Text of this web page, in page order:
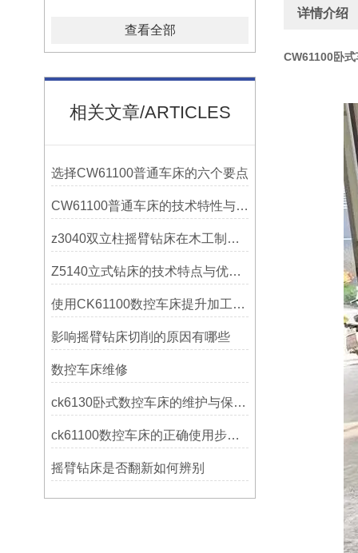
查看全部
相关文章/ARTICLES
选择CW61100普通车床的六个要点
CW61100普通车床的技术特性与操作优势
z3040双立柱摇臂钻床在木工制作中的应用
Z5140立式钻床的技术特点与优势分析
使用CK61100数控车床提升加工精度的方法
影响摇臂钻床切削的原因有哪些
数控车床维修
ck6130卧式数控车床的维护与保养策略
ck61100数控车床的正确使用步骤是什么？
摇臂钻床是否翻新如何辨别
详情介绍
CW61100卧式